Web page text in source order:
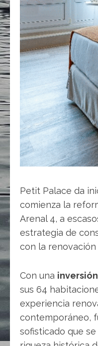
Petit Palace da
comienza la
Arenal 4, a
estrategia de
con la
Con una
sus 64
experiencia
contemporáneo,
sofisticado que